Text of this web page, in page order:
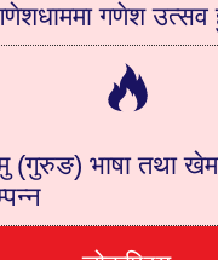
गणेश उत्सव
(गुरुङ) भाषा तथा